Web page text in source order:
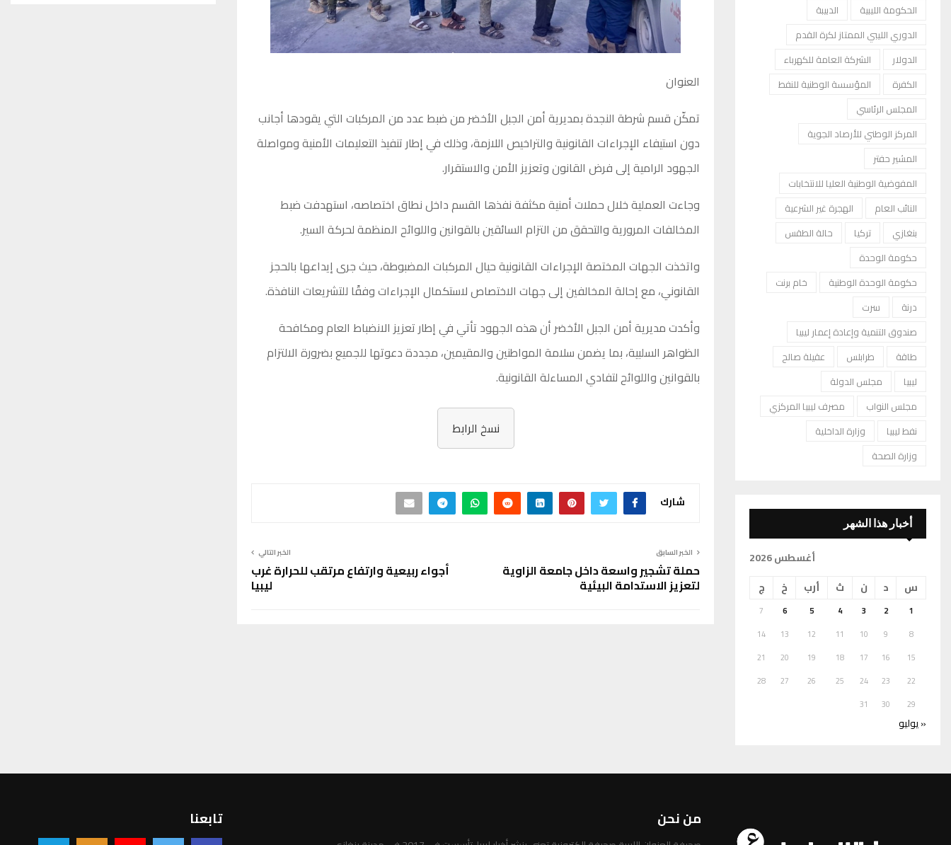
العنوان
تمكّن قسم شرطة النجدة بمديرية أمن الجبل الأخضر من ضبط عدد من المركبات التي يقودها أجانب
دون استيفاء الإجراءات القانونية والتراخيص اللازمة، وذلك في إطار تنفيذ التعليمات الأمنية ومواصلة
الجهود الرامية إلى فرض القانون وتعزيز الأمن والاستقرار.
وجاءت العملية خلال حملات أمنية مكثفة نفذها القسم داخل نطاق اختصاصه، استهدفت ضبط
المخالفات المرورية والتحقق من التزام السائقين بالقوانين واللوائح المنظمة لحركة السير.
واتخذت الجهات المختصة الإجراءات القانونية حيال المركبات المضبوطة، حيث جرى إيداعها بالحجز
القانوني، مع إحالة المخالفين إلى جهات الاختصاص لاستكمال الإجراءات وفقًا للتشريعات النافذة.
وأكدت مديرية أمن الجبل الأخضر أن هذه الجهود تأتي في إطار تعزيز الانضباط العام ومكافحة
الظواهر السلبية، بما يضمن سلامة المواطنين والمقيمين، مجددة دعوتها للجميع بضرورة الالتزام
بالقوانين واللوائح لتفادي المساءلة القانونية.
نسخ الرابط
شارك
الخبر السابق
حملة تشجير واسعة داخل جامعة الزاوية
لتعزيز الاستدامة البيئية
الخبر التالي
أجواء ربيعية وارتفاع مرتقب للحرارة غرب
ليبيا
الحكومة الليبية
الدبيبة
الدوري الليبي الممتاز لكرة القدم
الدولار
الشركة العامة للكهرباء
الكفرة
المؤسسة الوطنية للنفط
المجلس الرئاسي
المركز الوطني للأرصاد الجوية
المشير حفتر
المفوضية الوطنية العليا للانتخابات
النائب العام
الهجرة غير الشرعية
بنغازي
تركيا
حالة الطقس
حكومة الوحدة
حكومة الوحدة الوطنية
خام برنت
درنة
سرت
صندوق التنمية وإعادة إعمار ليبيا
طاقة
طرابلس
عقيلة صالح
ليبيا
مجلس الدولة
مجلس النواب
مصرف ليبيا المركزي
نفط ليبيا
وزارة الداخلية
وزارة الصحة
أخبار هذا الشهر
أغسطس 2026
س
د ن ث أرب خ ج
1
2
3
4
5
6
7
8
9
10
11
12
13
14
15
16
17
18
19
20
21
22
23
24
25
26
27
28
29
30
31
« يوليو
من نحن تابعنا